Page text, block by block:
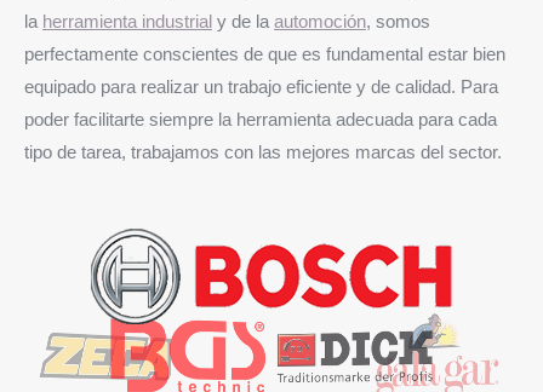
la herramienta industrial y de la automoción, somos
perfectamente conscientes de que es fundamental estar bien
equipado para realizar un trabajo eficiente y de calidad. Para
poder facilitarte siempre la herramienta adecuada para cada
tipo de tarea, trabajamos con las mejores marcas del sector.